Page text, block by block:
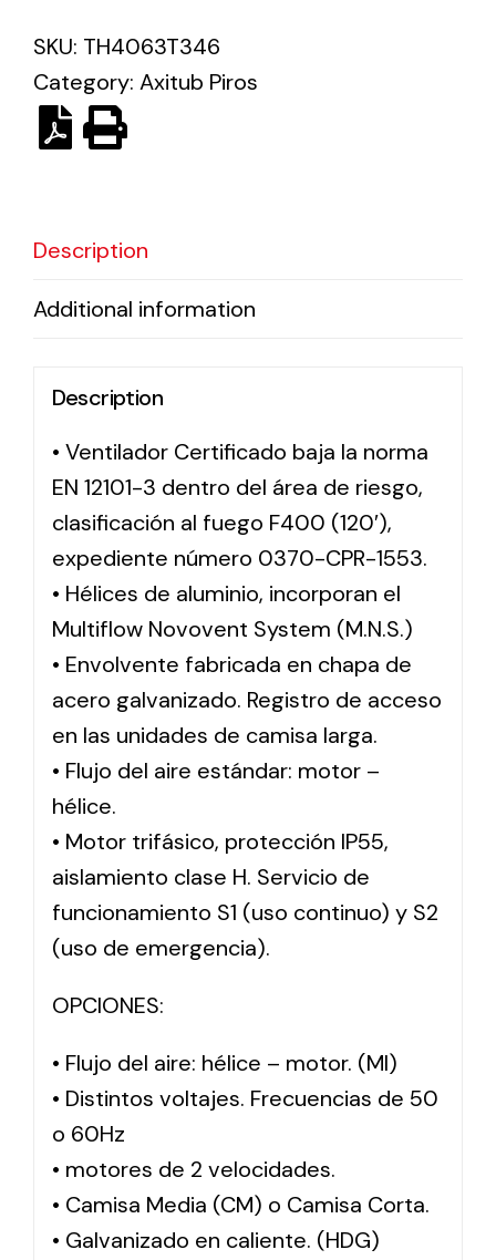
Solar lighting
SKU: TH4063T346
Category: Axitub Piros
Description
Additional information
Description
• Ventilador Certificado baja la norma
EN 12101-3 dentro del área de riesgo,
clasificación al fuego F400 (120′),
expediente número 0370-CPR-1553.
• Hélices de aluminio, incorporan el
Multiflow Novovent System (M.N.S.)
• Envolvente fabricada en chapa de
acero galvanizado. Registro de acceso
en las unidades de camisa larga.
• Flujo del aire estándar: motor –
hélice.
• Motor trifásico, protección IP55,
aislamiento clase H. Servicio de
funcionamiento S1 (uso continuo) y S2
(uso de emergencia).
OPCIONES:
• Flujo del aire: hélice – motor. (MI)
• Distintos voltajes. Frecuencias de 50
o 60Hz
• motores de 2 velocidades.
• Camisa Media (CM) o Camisa Corta.
• Galvanizado en caliente. (HDG)